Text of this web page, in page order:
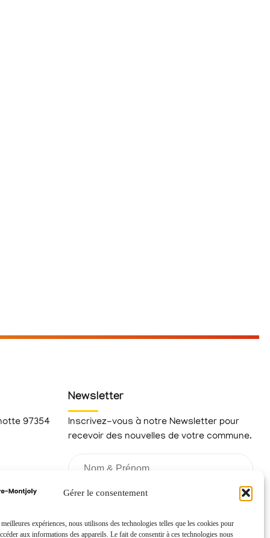
Gérer le consentement
expériences, nous utilisons des technologies telles que les cookies pour
aux informations des appareils. Le fait de consentir à ces technologies nous
97354
Newsletter
Inscrivez-vous à notre Newsletter pour
recevoir des nouvelles de votre commune.